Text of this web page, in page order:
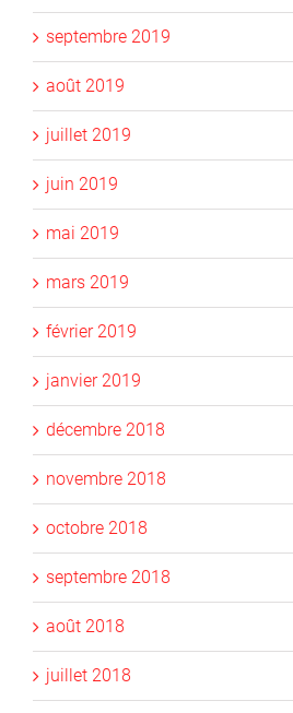
septembre 2019
août 2019
juillet 2019
juin 2019
mai 2019
mars 2019
février 2019
janvier 2019
décembre 2018
novembre 2018
octobre 2018
septembre 2018
août 2018
juillet 2018